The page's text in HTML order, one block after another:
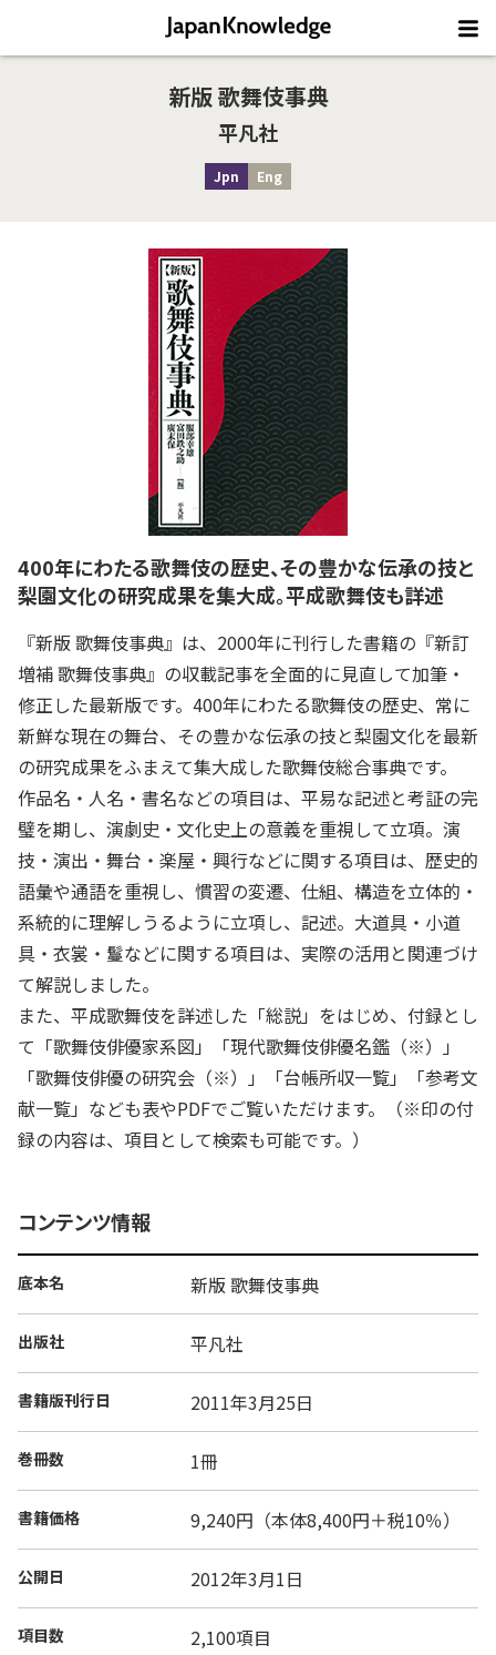
新版 歌舞伎事典
平凡社
Jpn Eng
400年にわたる歌舞伎の歴史、その豊かな伝承の技と
梨園文化の研究成果を集大成。平成歌舞伎も詳述
『新版 歌舞伎事典』は、2000年に刊行した書籍の『新訂
増補 歌舞伎事典』の収載記事を全面的に見直して加筆・
修正した最新版です。400年にわたる歌舞伎の歴史、常に
新鮮な現在の舞台、その豊かな伝承の技と梨園文化を最新
の研究成果をふまえて集大成した歌舞伎総合事典です。
作品名・人名・書名などの項目は、平易な記述と考証の完
璧を期し、演劇史・文化史上の意義を重視して立項。演
技・演出・舞台・楽屋・興行などに関する項目は、歴史的
語彙や通語を重視し、慣習の変遷、仕組、構造を立体的・
系統的に理解しうるように立項し、記述。大道具・小道
具・衣裳・鬘などに関する項目は、実際の活用と関連づけ
て解説しました。
また、平成歌舞伎を詳述した「総説」をはじめ、付録とし
て「歌舞伎俳優家系図」「現代歌舞伎俳優名鑑（※）」
「歌舞伎俳優の研究会（※）」「台帳所収一覧」「参考文
献一覧」なども表やPDFでご覧いただけます。（※印の付
録の内容は、項目として検索も可能です。）
コンテンツ情報
底本名 新版 歌舞伎事典
出版社 平凡社
書籍版刊行日 2011年3月25日
巻冊数 1冊
書籍価格 9,240円（本体8,400円＋税10％）
公開日 2012年3月1日
項目数 2,100項目